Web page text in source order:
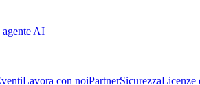
AI
Lavora con noiPartnerSicurezzaLicenze